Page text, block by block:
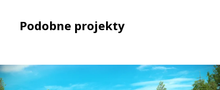
Podobne projekty